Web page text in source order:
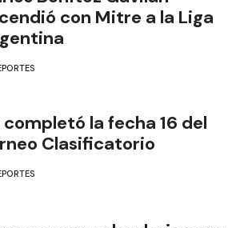
con Mitre a la Liga
completó la fecha 16 del
Clasificatorio